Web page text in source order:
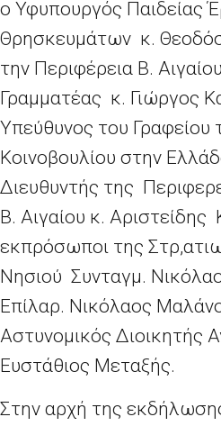
ο Υφυπουργός Παιδείας
Θρησκευμάτων κ.
την Περιφέρεια Β.
Γραμματέας κ. Γιώργος
Υπεύθυνος του Γραφείου
Κοινοβουλίου στην
Διευθυντής της
Β. Αιγαίου κ.
εκπρόσωποι της
Νησιού Συνταγμ.
Επίλαρ. Νικόλαος
Αστυνομικός Διοικητής
Ευστάθιος Μεταξής.
Στην αρχή της